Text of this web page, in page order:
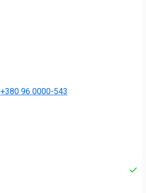
+380 96 0000-543